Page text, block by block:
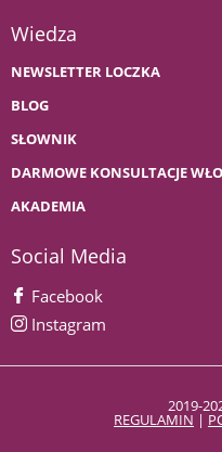
Wiedza
NEWSLETTER LOCZKA
BLOG
SŁOWNIK
DARMOWE KONSULTACJE
AKADEMIA
Social Media
Facebook
Instagram
2019-
REGULAMIN |